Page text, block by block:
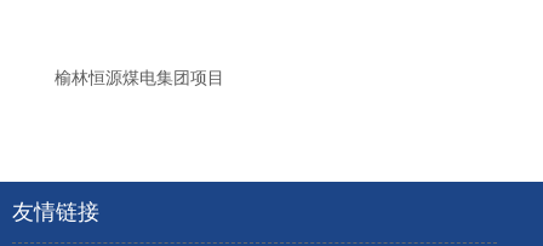
榆林恒源煤电集团项目
友情链接